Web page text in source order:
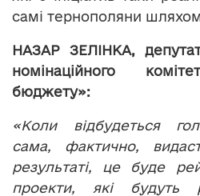
самі тернополяни
НАЗАР ЗЕЛІНКА,
номінаційного
бюджету»:
«Коли відбудеться
сама, фактично,
результаті, це буде
проекти, які будуть